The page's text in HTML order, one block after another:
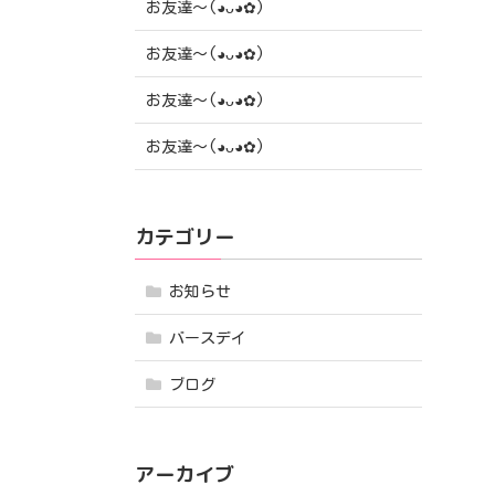
お友達〜(⁠◕⁠ᴗ⁠◕⁠✿⁠)
お友達〜(⁠◕⁠ᴗ⁠◕⁠✿⁠)
お友達〜(⁠◕⁠ᴗ⁠◕⁠✿⁠)
お友達〜(⁠◕⁠ᴗ⁠◕⁠✿⁠)
カテゴリー
お知らせ
バースデイ
ブログ
アーカイブ